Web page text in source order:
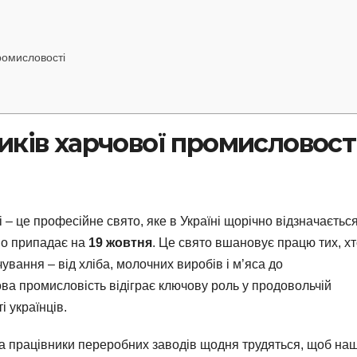
харчової
це професійне свято, яке в Україні щорічно
припадає на 19 жовтня. Це свято вшановує працю тих,
– від хліба, молочних виробів і м’яса до
промисловість відіграє ключову роль у продовольчій
українців.
працівники переробних заводів щодня трудяться, щоб